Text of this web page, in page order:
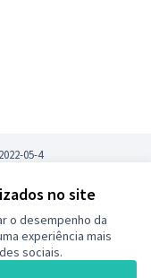
no site
o desempenho da
experiência mais
sociais.
05-4